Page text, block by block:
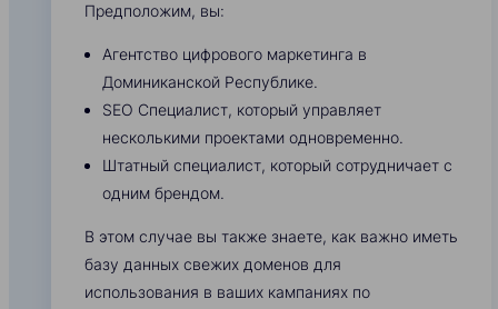
Предположим, вы:
Агентство цифрового маркетинга в
Доминиканской Республике.
SEO Специалист, который управляет
несколькими проектами одновременно.
Штатный специалист, который сотрудничает с
одним брендом.
В этом случае вы также знаете, как важно иметь
базу данных свежих доменов для
использования в ваших кампаниях по